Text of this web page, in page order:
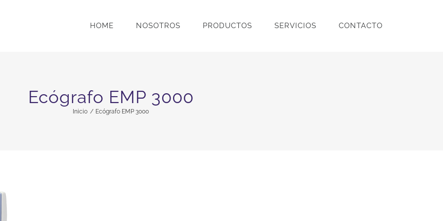
HOME NOSOTROS PRODUCTOS SERVICIOS CONTACTO
Ecógrafo EMP 3000
Inicio Ecógrafo EMP 3000